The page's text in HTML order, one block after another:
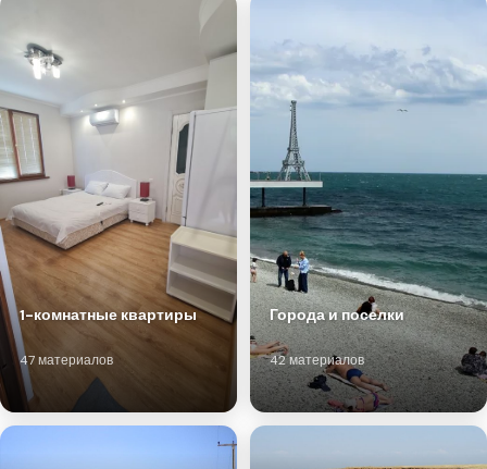
1-комнатные квартиры
47 материалов
Города и поселки
42 материалов